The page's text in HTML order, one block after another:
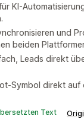
KI-
und
beiden
Leads direkt
Symbol direkt auf
Text